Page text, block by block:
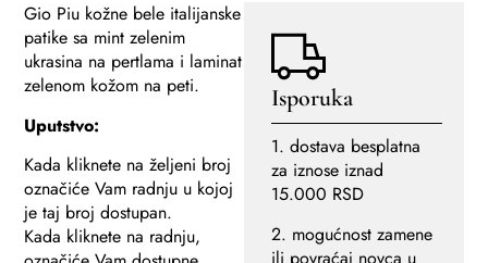
Gio Piu kožne bele italijanske
patike sa mint zelenim
ukrasina na pertlama i laminat
zelenom kožom na peti.
Uputstvo:
Kada kliknete na željeni broj
označiće Vam radnju u kojoj
je taj broj dostupan.
Kada kliknete na radnju,
Isporuka
1. dostava besplatna
za iznose iznad
15.000 RSD
2. mogućnost zamene
ili povraćaj novca u